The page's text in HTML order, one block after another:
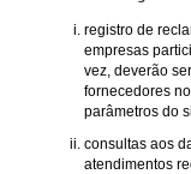
registro de
empresas
vez, deverão
fornecedores
parâmetros do
consultas aos
atendimentos